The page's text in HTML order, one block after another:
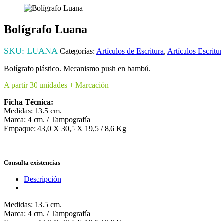
Bolígrafo Luana
SKU: LUANA Categorías: Artículos de Escritura, Artículos
Bolígrafo plástico. Mecanismo push en bambú.
A partir 30 unidades + Marcación
Ficha Técnica:
Medidas: 13.5 cm.
Marca: 4 cm. / Tampografía
Empaque: 43,0 X 30,5 X 19,5 / 8,6 Kg
Consulta existencias
Descripción
Medidas: 13.5 cm.
Marca: 4 cm. / Tampografía